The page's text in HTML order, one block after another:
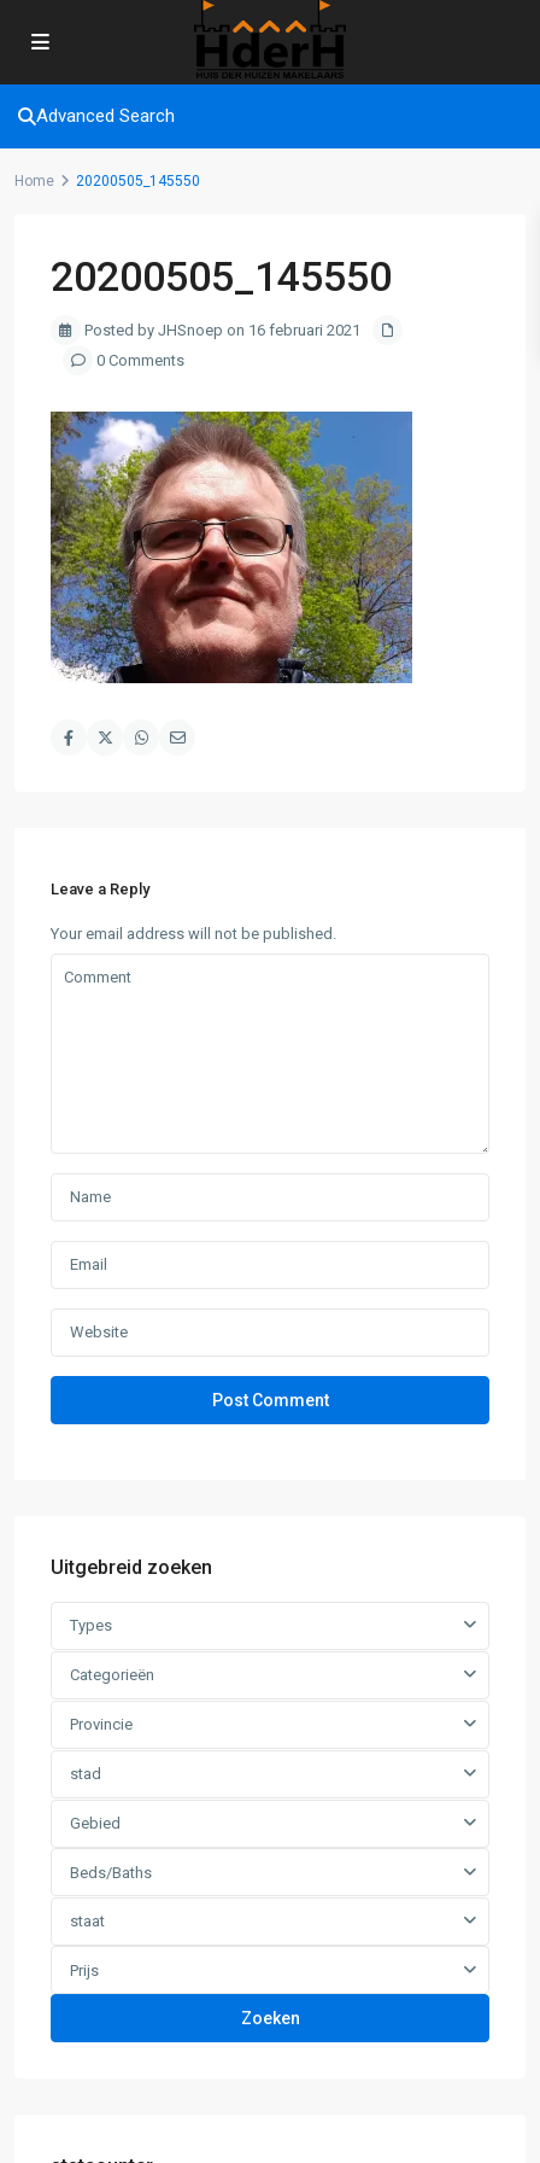
Advanced Search
Home 20200505_145550
20200505_145550
Posted by JHSnoep on 16 februari 2021
0 Comments
Leave a Reply
Your email address will not be published.
Uitgebreid zoeken
Types
Categorieën
Provincie
stad
Gebied
Beds/Baths
staat
Prijs
Zoeken